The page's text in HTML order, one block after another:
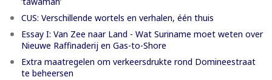
CUS: Verschillende wortels en verhalen, één thuis
Essay I: Van Zee naar Land - Wat Suriname moet weten over
Nieuwe Raffinaderij en Gas-to-Shore
Extra maatregelen om verkeersdrukte rond Domineestraat
te beheersen